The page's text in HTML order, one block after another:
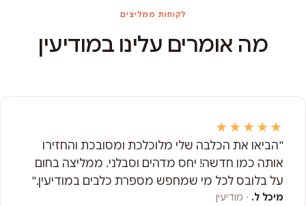
לקוחות ממליצים
מה אומרים עלינו במודיעין
★★★★★
"הביאו את הכלבה שלי מלוכלכת ומסובכת והחזירו
אותה כמו חדשה! יחס מדהים וסבלני. ממליצה בחום
על בלובס לכל מי שמחפש מספרת כלבים במודיעין."
מיכל ל. · מודיעין